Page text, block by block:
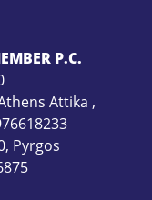
P.C.
Attika ,
Pyrgos